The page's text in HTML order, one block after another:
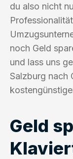
du also nicht
noch Geld
und lass uns
Salzburg nach
Geld